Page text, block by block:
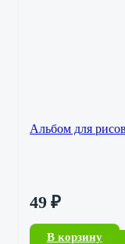
Альбом для
49 ₽
В корзину